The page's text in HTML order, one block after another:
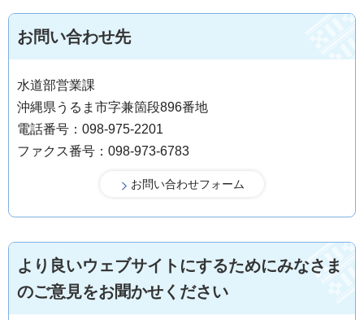
お問い合わせ先
水道部営業課
沖縄県うるま市字兼箇段896番地
電話番号：098-975-2201
ファクス番号：098-973-6783
より良いウェブサイトにするためにみなさま
のご意見をお聞かせください